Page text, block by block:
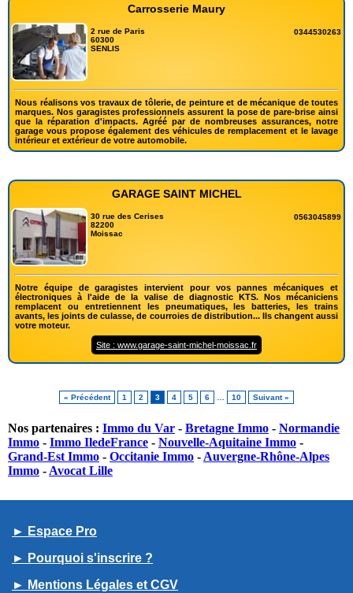
Carrosserie Maury
2 rue de Paris
60300
SENLIS
0344530263
Nous réalisons vos travaux de tôlerie, de peinture et de mécanique de toutes
marques. Nos garagistes professionnels assurent la pose de pare-brise ainsi
que la réparation d'impacts. Agréé par de nombreuses assurances, notre
garage vous propose également des véhicules de remplacement et le lavage
intérieur et extérieur de votre automobile.
GARAGE SAINT MICHEL
30 rue des Cerises
82200
Moissac
0563045899
Notre équipe de garagistes intervient pour vos pannes mécaniques et
électroniques à l'aide de la valise de diagnostic KTS. Nos mécaniciens
remplacent ou entretiennent les pneumatiques, les batteries, les trains
avants, les joints de culasse, de courroies de distribution... Ils changent aussi
votre moteur.
Site : www.garage-saint-michel-moissac.fr
« Précédent 1 2 3 4 5 6 10 Suivant »
Nos partenaires : Immo du Var - Bretagne Immo - Normandie
Immo - Immo IledeFrance - Nouvelle-Aquitaine Immo -
Grand-Est Immo - Occitanie Immo - Auvergne-Rhône-Alpes
Immo - Avocat Lille
► Espace Pro
► Pourquoi s'inscrire ?
► Mentions Légales et CGV